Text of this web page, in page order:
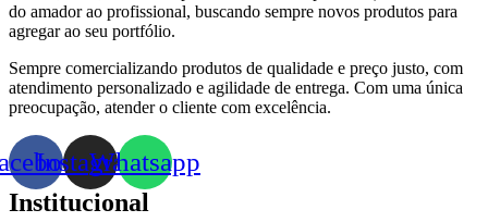
do amador ao profissional, buscando sempre novos produtos para
agregar ao seu portfólio.
Sempre comercializando produtos de qualidade e preço justo, com
atendimento personalizado e agilidade de entrega. Com uma única
preocupação, atender o cliente com excelência.
InstagramWhatsapp
Institucional